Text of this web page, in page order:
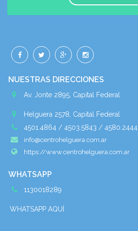
NUESTRAS DIRECCIONES
Av. Jonte 2895, Capital Federal
Helguera 2578, Capital Federal
4501.4864 / 4503.5843 / 4580.2444
info@centrohelguera.com.ar
https://www.centrohelguera.com.ar
WHATSAPP
1130018289
WHATSAPP AQUÍ